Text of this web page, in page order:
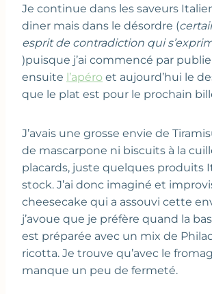
Je continue dans les saveurs
diner mais dans le désordre (
esprit de contradiction qui
)puisque j’ai commencé par
ensuite l’apéro et aujourd’hui le
que le plat est pour le prochain
J’avais une grosse envie de
de mascarpone ni biscuits à la
placards, juste quelques produits
stock. J’ai donc imaginé et
cheesecake qui a assouvi cette
j’avoue que je préfère quand la
est préparée avec un mix de
ricotta. Je trouve qu’avec le
manque un peu de fermeté.